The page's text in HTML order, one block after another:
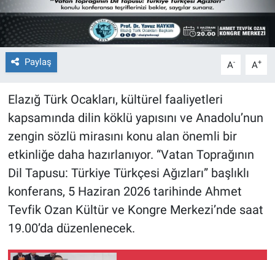
Paylaş A- A+
Elazığ Türk Ocakları, kültürel faaliyetleri
kapsamında dilin köklü yapısını ve Anadolu’nun
zengin sözlü mirasını konu alan önemli bir
etkinliğe daha hazırlanıyor. “Vatan Toprağının
Dil Tapusu: Türkiye Türkçesi Ağızları” başlıklı
konferans, 5 Haziran 2026 tarihinde Ahmet
Tevfik Ozan Kültür ve Kongre Merkezi’nde saat
19.00’da düzenlenecek.